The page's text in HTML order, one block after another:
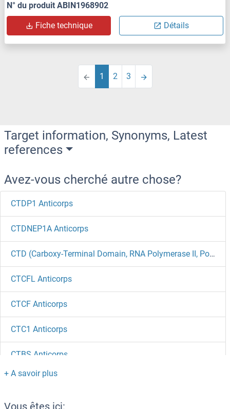
N° du produit ABIN1968902
Fiche technique Détails
1 2 3
Target information, Synonyms, Latest
references
Avez-vous cherché autre chose?
CTDP1 Anticorps
CTDNEP1A Anticorps
CTD (Carboxy-Terminal Domain, RNA Polymerase II, Polypeptide A) Small Phosphatase Like 2 Anticorps
CTCFL Anticorps
CTCF Anticorps
CTC1 Anticorps
CTBS Anticorps
CTBP2 Anticorps
CTBP1 Anticorps